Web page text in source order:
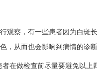
察，有一些患者因为白斑
，从而也会影响到病情的诊断
在做检查前尽量要避免以上